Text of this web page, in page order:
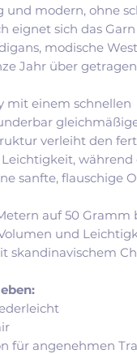
modern, ohne
eignet sich das
modische
Jahr über
mit einem schnellen
verleiht den
während
sanfte, flauschige
auf 50
und
skandinavischem
für angenehmen